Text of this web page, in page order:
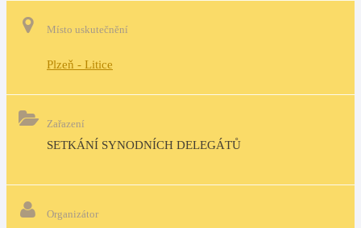
Místo uskutečnění
Plzeň - Litice
Zařazení
SETKÁNÍ SYNODNÍCH DELEGÁTŮ
Organizátor